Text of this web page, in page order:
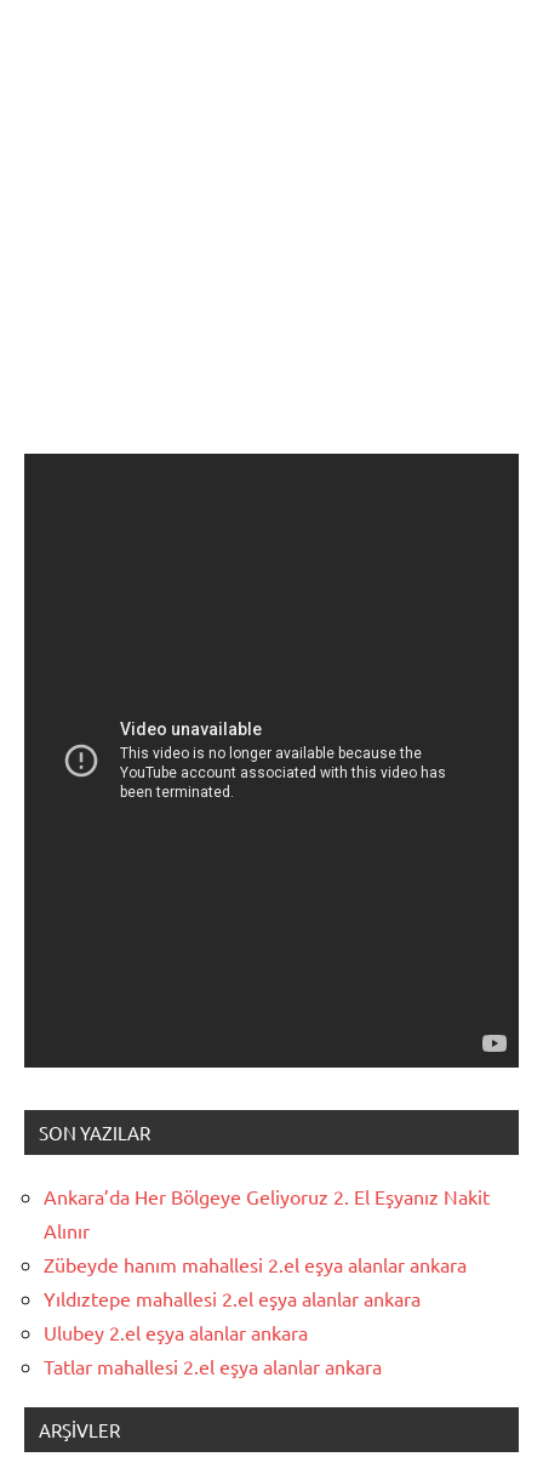
SON YAZILAR
Ankara’da Her Bölgeye Geliyoruz 2. El Eşyanız Nakit
Alınır
Zübeyde hanım mahallesi 2.el eşya alanlar ankara
Yıldıztepe mahallesi 2.el eşya alanlar ankara
Ulubey 2.el eşya alanlar ankara
Tatlar mahallesi 2.el eşya alanlar ankara
ARŞIVLER